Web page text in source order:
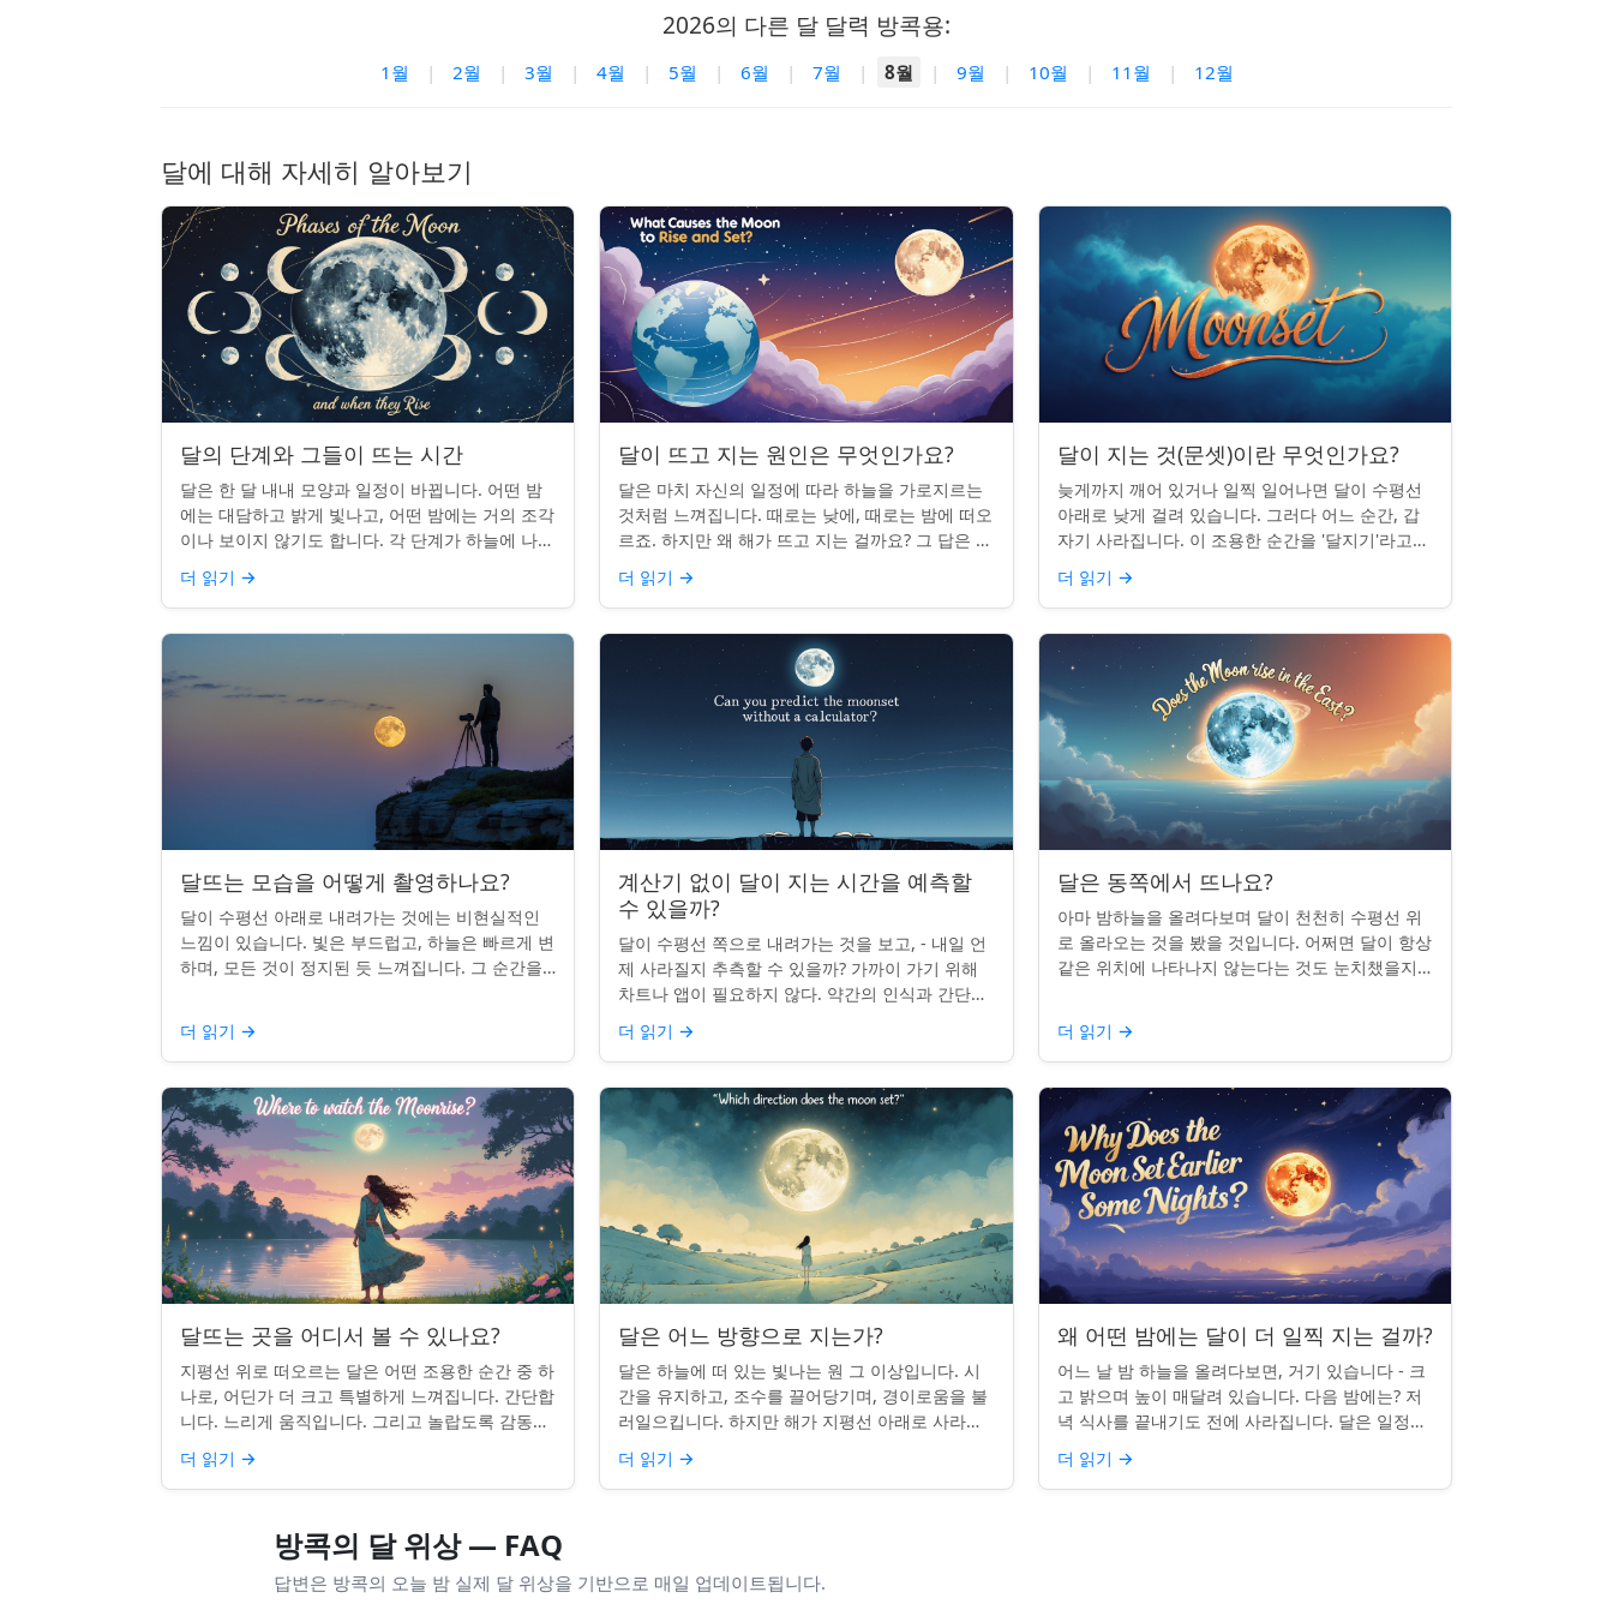
2026의 다른 달 달력 방콕용:
1월 | 2월 | 3월 | 4월 | 5월 | 6월 | 7월 | 8월 | 9월 | 10월 | 11월 | 12월
달에 대해 자세히 알아보기
달의 단계와 그들이 뜨는 시간
달은 한 달 내내 모양과 일정이 바뀝니다. 어떤 밤
에는 대담하고 밝게 빛나고, 어떤 밤에는 거의 조각
이나 보이지 않기도 합니다. 각 단계가 하늘에 나타
나는 시기를 궁금해한 적이 있다면, 혼자가 아닙니
다. 사실 그 타...
더 읽기 →
달이 뜨고 지는 원인은 무엇인가요?
달은 마치 자신의 일정에 따라 하늘을 가로지르는
것처럼 느껴집니다. 때로는 낮에, 때로는 밤에 떠오
르죠. 하지만 왜 해가 뜨고 지는 걸까요? 그 답은 단
순히 달에 관한 것이 아니라 우리에 관한 것입니다.
핵심 통찰:...
더 읽기 →
달이 지는 것(문셋)이란 무엇인가요?
늦게까지 깨어 있거나 일찍 일어나면 달이 수평선
아래로 낮게 걸려 있습니다. 그러다 어느 순간, 갑
자기 사라집니다. 이 조용한 순간을 '달지기'라고
부릅니다. 매일 일어나지만 대부분의 사람들은 놓
치곤 합니다. 핵심 ...
더 읽기 →
달뜨는 모습을 어떻게 촬영하나요?
달이 수평선 아래로 내려가는 것에는 비현실적인
느낌이 있습니다. 빛은 부드럽고, 하늘은 빠르게 변
하며, 모든 것이 정지된 듯 느껴집니다. 그 순간을
더 읽기 →
계산기 없이 달이 지는 시간을 예측할
수 있을까?
달이 수평선 쪽으로 내려가는 것을 보고, - 내일 언
제 사라질지 추측할 수 있을까? 가까이 가기 위해
차트나 앱이 필요하지 않다. 약간의 인식과 간단한
요령만 있으면 된다. 주요 통찰력: 오늘의 달 뜨는
시간을 알고...
더 읽기 →
달은 동쪽에서 뜨나요?
아마 밤하늘을 올려다보며 달이 천천히 수평선 위
로 올라오는 것을 봤을 것입니다. 어쩌면 달이 항상
같은 위치에 나타나지 않는다는 것도 눈치챘을지
더 읽기 →
달뜨는 곳을 어디서 볼 수 있나요?
지평선 위로 떠오르는 달은 어떤 조용한 순간 중 하
나로, 어딘가 더 크고 특별하게 느껴집니다. 간단합
니다. 느리게 움직입니다. 그리고 놀랍도록 감동적
입니다. 하지만 어디를 봐야 할지 모르면 잡기 쉽지
않을 수 있습니...
더 읽기 →
달은 어느 방향으로 지는가?
달은 하늘에 떠 있는 빛나는 원 그 이상입니다. 시
간을 유지하고, 조수를 끌어당기며, 경이로움을 불
러일으킵니다. 하지만 해가 지평선 아래로 사라질
때, 당신은 한 번쯤 멈춰서 물어본 적이 있나요: 그
곳은 어디일까? ...
더 읽기 →
왜 어떤 밤에는 달이 더 일찍 지는 걸까?
어느 날 밤 하늘을 올려다보면, 거기 있습니다 - 크
고 밝으며 높이 매달려 있습니다. 다음 밤에는? 저
녁 식사를 끝내기도 전에 사라집니다. 달은 일정한
취침 시간을 지키지 않으며, 그럴 만한 좋은 이유가
있습니다. ...
더 읽기 →
방콕의 달 위상 — FAQ
답변은 방콕의 오늘 밤 실제 달 위상을 기반으로 매일 업데이트됩니다.